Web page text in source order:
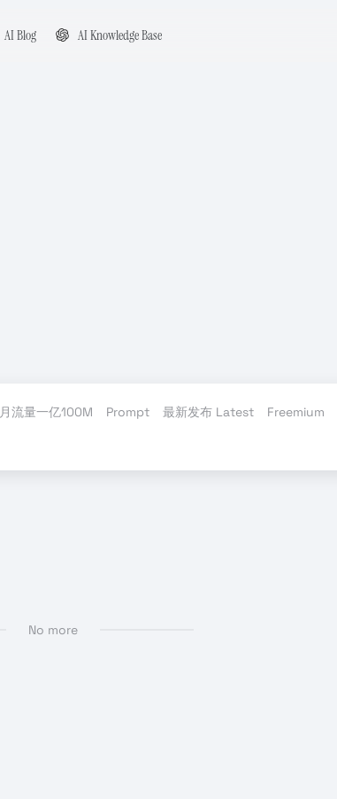
AI Blog AI Knowledge Base
月流量一亿100M Prompt 最新发布 Latest Freemium
No more